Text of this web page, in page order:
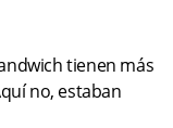
tienen más
no, estaban